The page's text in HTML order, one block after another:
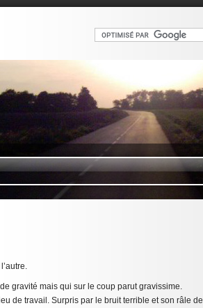
gravité mais qui sur le coup parut gravissime.
de travail. Surpris par le bruit terrible et son râle de